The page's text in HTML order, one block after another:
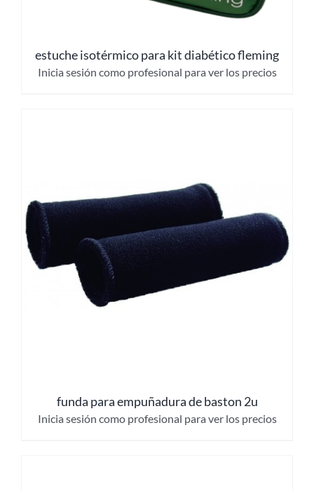
estuche isotérmico para kit diabético fleming
Inicia sesión como profesional para ver los precios
funda para empuñadura de baston 2u
Inicia sesión como profesional para ver los precios